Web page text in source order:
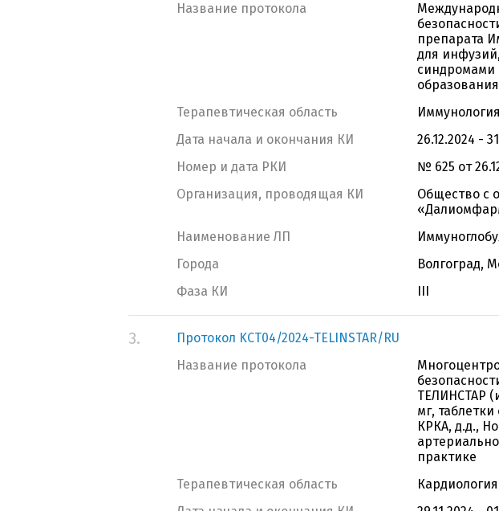
Название протокола
препарата
для
Терапевтическая область
Иммунология
Дата начала и окончания КИ
26.12.2024 -
Номер и дата РКИ
№ 625 от
Организация, проводящая КИ
Общество с
Наименование ЛП
Города
Волгоград,
Фаза КИ
III
3.
Протокол KCT04/2024-TELINSTAR/RU
Название протокола
ТЕЛИНСТАР
мг,
КРКА, д.д.,
практике
Терапевтическая область
Кардиология